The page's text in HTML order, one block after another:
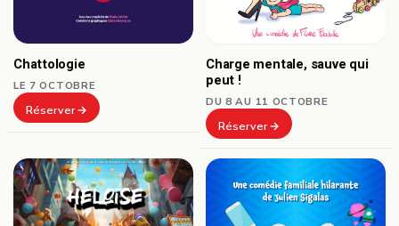
Chattologie
LE 7 OCTOBRE
Réserver
Charge mentale, sauve qui
peut !
DU 8 AU 11 OCTOBRE
Réserver